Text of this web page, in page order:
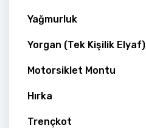
Yağmurluk
Yorgan (Tek Kişilik Elyaf)
Motorsiklet Montu
Hırka
Trençkot